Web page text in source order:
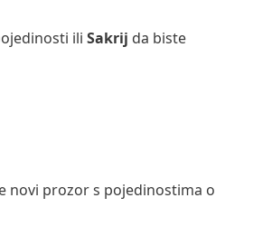
ili Sakrij da biste
novi prozor s pojedinostima o